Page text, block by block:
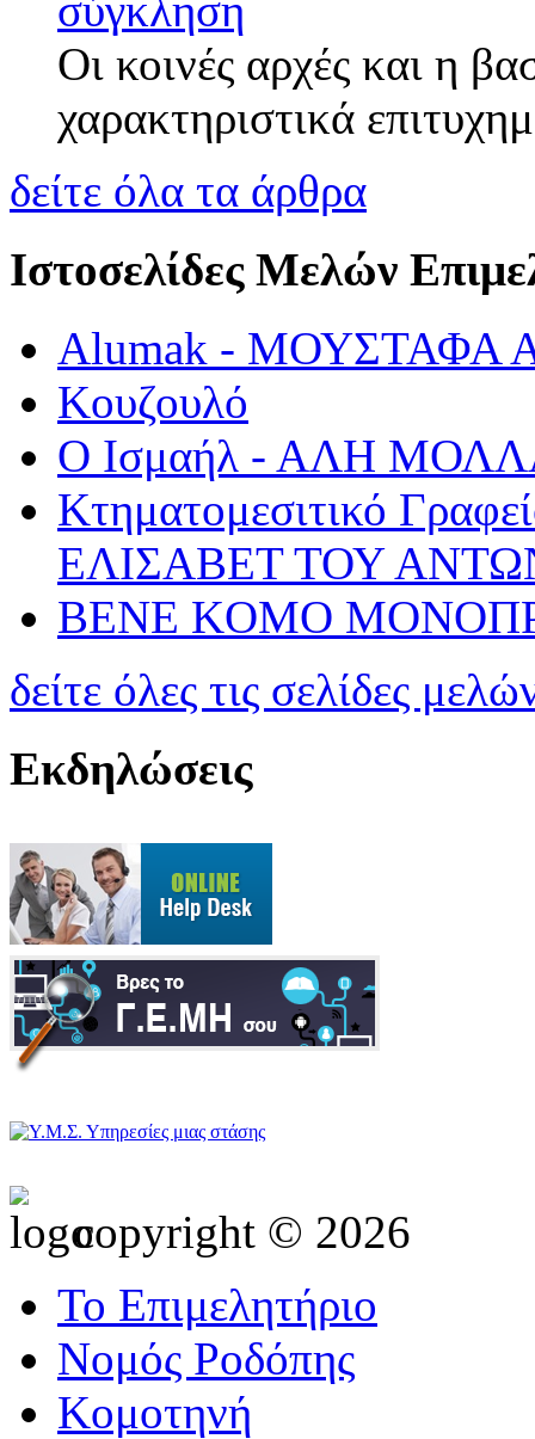
Οι κοινές αρχές και η
χαρακτηριστικά
δείτε όλα τα άρθρα
Ιστοσελίδες Μελών
Alumak -
Κουζουλό
Ο Ισμαήλ - ΑΛΗ
Κτηματομεσιτικό
ΕΛΙΣΑΒΕΤ ΤΟΥ
BENE KOMO
δείτε όλες τις σελίδες
Εκδηλώσεις
copyright © 2026
Το Επιμελητήριο
Νομός Ροδόπης
Κομοτηνή